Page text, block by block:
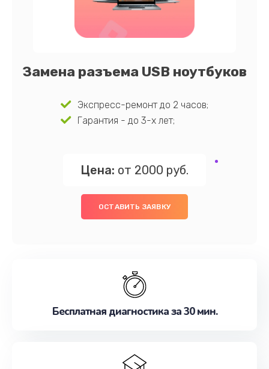
Замена разъема USB ноутбуков
Экспресс-ремонт до 2 часов;
Гарантия - до 3-х лет;
Цена: от 2000 руб.
ОСТАВИТЬ ЗАЯВКУ
Бесплатная диагностика за 30 мин.